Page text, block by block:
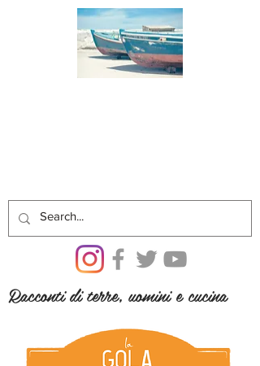
Racconti di terre, uomini e cucina